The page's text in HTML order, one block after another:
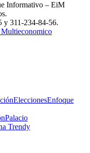
Informativo – EiM
y 311-234-84-56.
EleccionesEnfoque
Palacio
Trendy